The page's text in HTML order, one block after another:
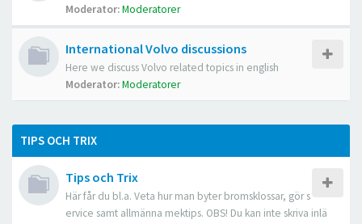
Moderator:Moderatorer
International Volvo discussions
Here we discuss Volvo related topics in english
Moderator:Moderatorer
TIPS OCH TRIX
Tips och Trix
Här får du bl.a. Veta hur man byter bromsklossar, gör s
ervice samt allmänna mektips. OBS! Du kan inte skriva inlä